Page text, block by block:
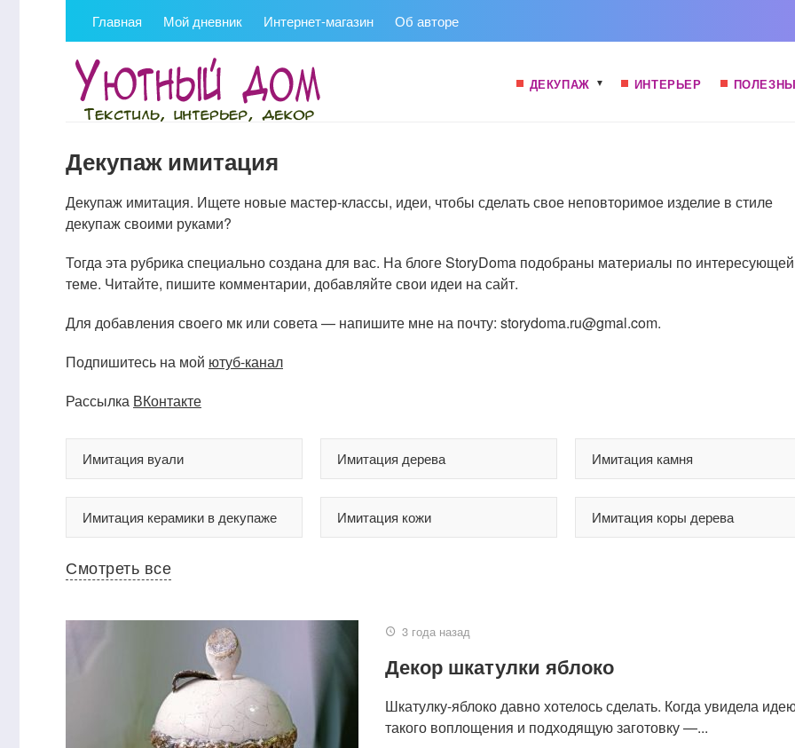
Главная Мой дневник Интернет-магазин Об авторе
ДЕКУПАЖ ИНТЕРЬЕР
Декупаж имитация
Декупаж имитация. Ищете новые мастер-классы, идеи, чтобы сделать свое неповторимое изделие в стиле
декупаж своими руками?
Тогда эта рубрика специально создана для вас. На блоге StoryDoma подобраны материалы по интересующей
теме. Читайте, пишите комментарии, добавляйте свои идеи на сайт.
Для добавления своего мк или совета — напишите мне на почту: storydoma.ru@gmal.com.
Подпишитесь на мой ютуб-канал
Рассылка ВКонтакте
Имитация вуали Имитация дерева Имитация камня
Имитация керамики в декупаже Имитация кожи Имитация коры дерева
Смотреть все
3 года назад
Декор шкатулки яблоко
Шкатулку-яблоко давно хотелось сделать. Когда увидела
такого воплощения и подходящую заготовку —...